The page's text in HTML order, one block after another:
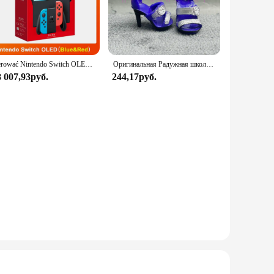
from robust stainless steel, this tactical timepiece is
wrist, whether you're scaling a mountain or navigating
features make it an ideal companion for any
let you down. The Bianyar Men Tactical Watch is not
make it a perfect accessory for those who
individual looking for a watch that can keep up with
to withstand the test of time and the challenges of
sterować Nintendo Switch OLED-модель, белый набор, 7-дюймовый цветной экран, ручка Joy Con, улучшенная аудиорегулируема консоль, стабильный режим телевизора
007,93руб.
Оригинальная Радужная школьная кукла, можно выбрать обувь, каблук, сапоги, игрушки для девочек «сделай сам»
244,17руб.